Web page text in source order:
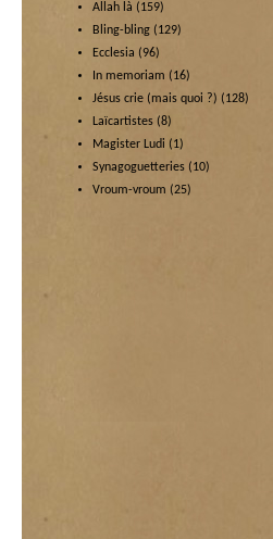
Allah là (159)
Bling-bling (129)
Ecclesia (96)
In memoriam (16)
Jésus crie (mais quoi ?) (128)
Laïcartistes (8)
Magister Ludi (1)
Synagoguetteries (10)
Vroum-vroum (25)